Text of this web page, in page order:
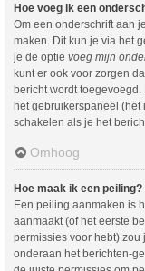
Hoe voeg ik een
Om een onderschrift aan
maken. Dit kun je via het
je de optie voeg mijn
kunt er ook voor zorgen
bericht wordt
het gebruikerspaneel (het
schakelen als je het
Omhoog
Hoe maak ik een peiling?
Een peiling aanmaken is
aanmaakt (of het eerste
permissies voor hebt)
onderaan het berichten-